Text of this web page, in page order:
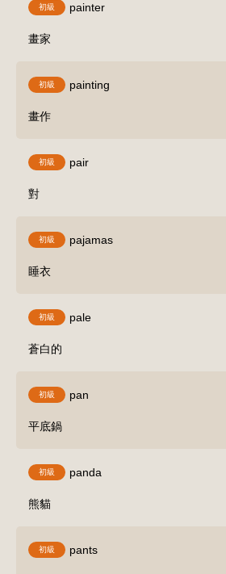
初級 painter
畫家
初級 painting
畫作
初級 pair
對
初級 pajamas
睡衣
初級 pale
蒼白的
初級 pan
平底鍋
初級 panda
熊貓
初級 pants